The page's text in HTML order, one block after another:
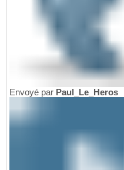
Envoyé par Paul_Le_Heros